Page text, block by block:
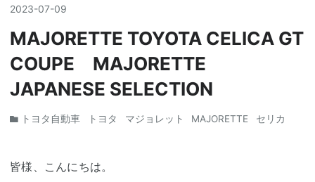
2023-07-09
MAJORETTE TOYOTA CELICA GT
COUPE MAJORETTE
JAPANESE SELECTION
トヨタ自動車 トヨタ マジョレット MAJORETTE セリカ
皆様、こんにちは。